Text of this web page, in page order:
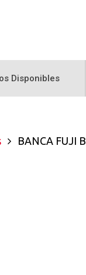
Disponibles
BANCA FUJI B